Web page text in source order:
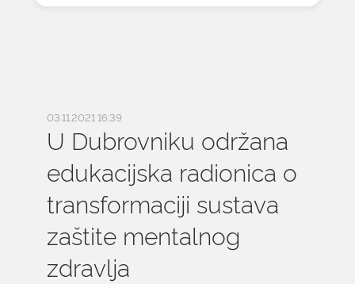
03.11.2021 16:39
U Dubrovniku održana
edukacijska radionica o
transformaciji sustava
zaštite mentalnog
zdravlja